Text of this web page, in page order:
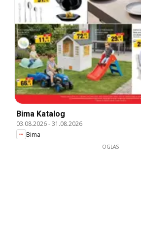
Bima Katalog
03.08.2026-31.08.2026
Bima
OGLAS